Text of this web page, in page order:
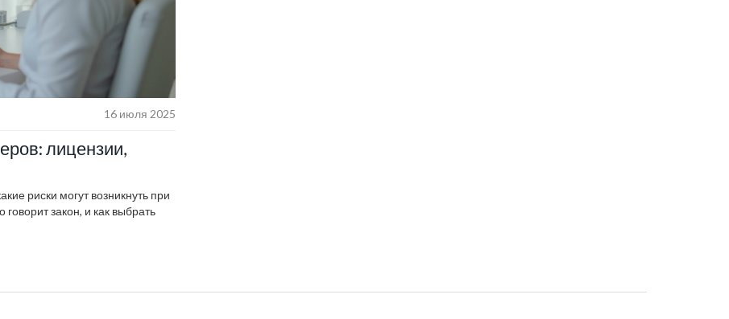
16 июля 2025
лицензии,
риски могут возникнуть при
закон, и как выбрать